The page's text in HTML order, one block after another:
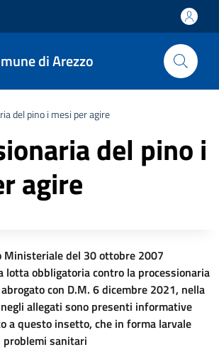
di Arezzo
del pino i mesi per agire
del pino i
agire
Ministeriale del 30 ottobre 2007
lotta obbligatoria contro la processionaria
con D.M. 6 dicembre 2021, nella
allegati sono presenti informative
a questo insetto, che in forma larvale
problemi sanitari